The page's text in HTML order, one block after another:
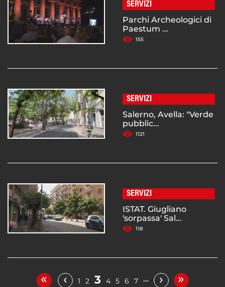
SERVIZI
Parchi Archeologici di
Paestum ...
155
SERVIZI
Salerno, Avella: "Verde
pubblic...
1121
SERVIZI
ISTAT. Giugliano
'sorpassa' Sal...
118
« ‹ 1 2 3 4 5 6 7 … › »